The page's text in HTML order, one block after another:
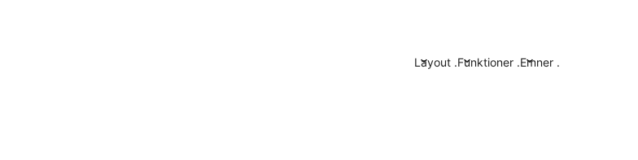
Layout .Funktioner .Emner .